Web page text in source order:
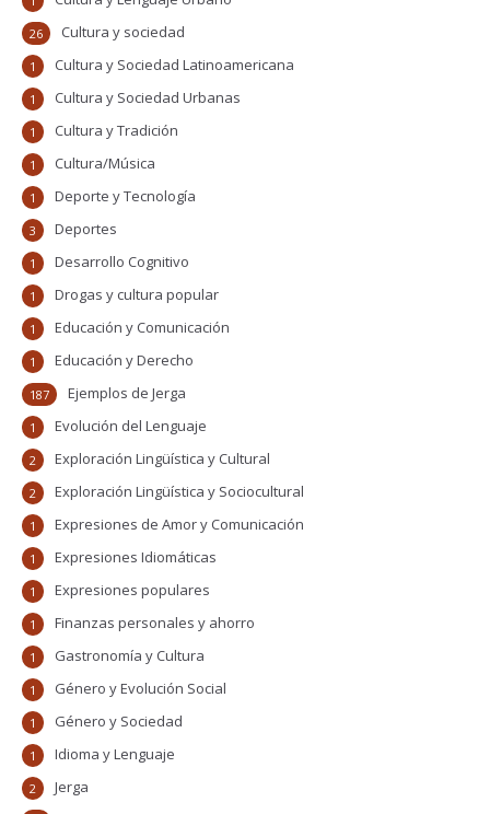
Cultura y sociedad
26
Cultura y Sociedad Latinoamericana
1
Cultura y Sociedad Urbanas
1
Cultura y Tradición
1
Cultura/Música
1
Deporte y Tecnología
1
Deportes
3
Desarrollo Cognitivo
1
Drogas y cultura popular
1
Educación y Comunicación
1
Educación y Derecho
1
Ejemplos de Jerga
187
Evolución del Lenguaje
1
Exploración Lingüística y Cultural
2
Exploración Lingüística y Sociocultural
2
Expresiones de Amor y Comunicación
1
Expresiones Idiomáticas
1
Expresiones populares
1
Finanzas personales y ahorro
1
Gastronomía y Cultura
1
Género y Evolución Social
1
Género y Sociedad
1
Idioma y Lenguaje
1
Jerga
2